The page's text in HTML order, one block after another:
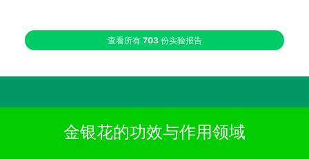
查看所有 703份实验报告
金银花的功效与作用领域